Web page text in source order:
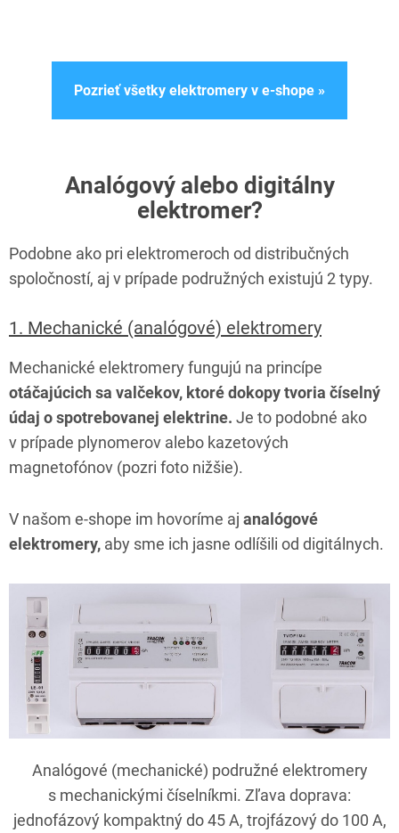
Pozrieť všetky elektromery v e-shope »
Analógový alebo digitálny
elektromer?
Podobne ako pri elektromeroch od distribučných
spoločností, aj v prípade podružných existujú 2 typy.
1. Mechanické (analógové) elektromery
Mechanické elektromery fungujú na princípe
otáčajúcich sa valčekov, ktoré dokopy tvoria číselný
údaj o spotrebovanej elektrine. Je to podobné ako
v prípade plynomerov alebo kazetových
magnetofónov (pozri foto nižšie).
V našom e-shope im hovoríme aj analógové
elektromery, aby sme ich jasne odlíšili od digitálnych.
Analógové (mechanické) podružné elektromery
s mechanickými číselníkmi. Zľava doprava:
jednofázový kompaktný do 45 A, trojfázový do 100 A,